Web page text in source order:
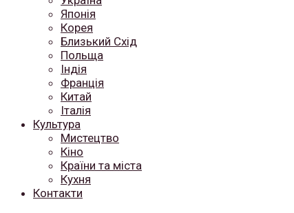
Японія
Корея
Близький Схід
Польща
Індія
Франція
Китай
Італія
Культура
Мистецтво
Кіно
Країни та міста
Кухня
Контакти